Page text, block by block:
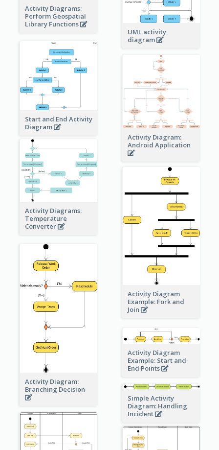
Activity Diagrams:
Perform Geospatial
Library Functions
UML activity
diagram
Start and End Activity
Diagram
Activity Diagram:
Android Application
Activity Diagrams:
Temperature
Converter
Activity Diagram
Example: Fork and
Join
Activity Diagram:
Branching Decision
Activity Diagram
Example: Start and
End Points
Simple Activity
Diagram: Handling
Incident